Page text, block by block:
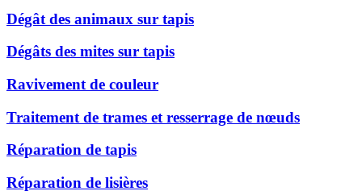
Dégât des animaux sur tapis
Dégâts des mites sur tapis
Ravivement de couleur
Traitement de trames et resserrage de nœuds
Réparation de tapis
Réparation de lisières